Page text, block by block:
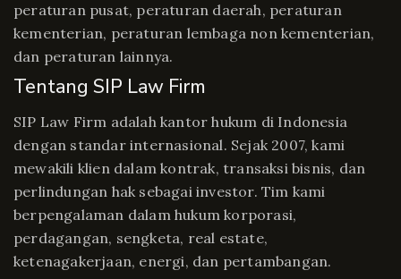
peraturan pusat, peraturan daerah, peraturan
kementerian, peraturan lembaga non kementerian,
dan peraturan lainnya.
Tentang SIP Law Firm
SIP Law Firm adalah kantor hukum di Indonesia
dengan standar internasional. Sejak 2007, kami
mewakili klien dalam kontrak, transaksi bisnis, dan
perlindungan hak sebagai investor. Tim kami
berpengalaman dalam hukum korporasi,
perdagangan, sengketa, real estate,
ketenagakerjaan, energi, dan pertambangan.